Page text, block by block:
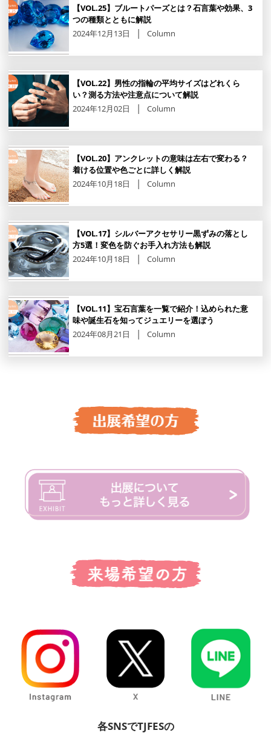
【VOL.25】ブルートパーズとは？石言葉や効果、3
つの種類とともに解説
2024年12月13日
Column
【VOL.22】男性の指輪の平均サイズはどれくら
い？測る方法や注意点について解説
2024年12月02日
Column
【VOL.20】アンクレットの意味は左右で変わる？
着ける位置や色ごとに詳しく解説
2024年10月18日
Column
【VOL.17】シルバーアクセサリー黒ずみの落とし
方5選！変色を防ぐお手入れ方法も解説
2024年10月18日
Column
【VOL.11】宝石言葉を一覧で紹介！込められた意
味や誕生石を知ってジュエリーを選ぼう
2024年08月21日
Column
各SNSでTJFESの